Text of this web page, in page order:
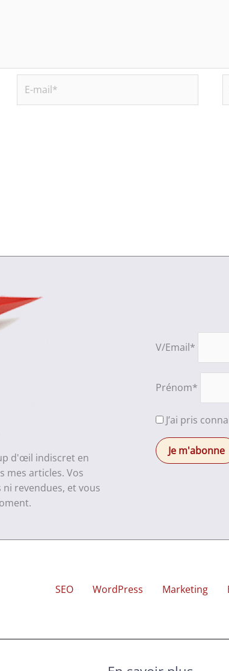
mail*
d'œil indiscret en
mes articles. Vos
revendues, et vous
V/Email*
Prénom*
J’ai pris
SEO WordPress Marketing